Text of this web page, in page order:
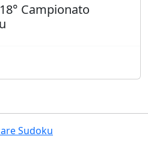
Campionato
Sudoku